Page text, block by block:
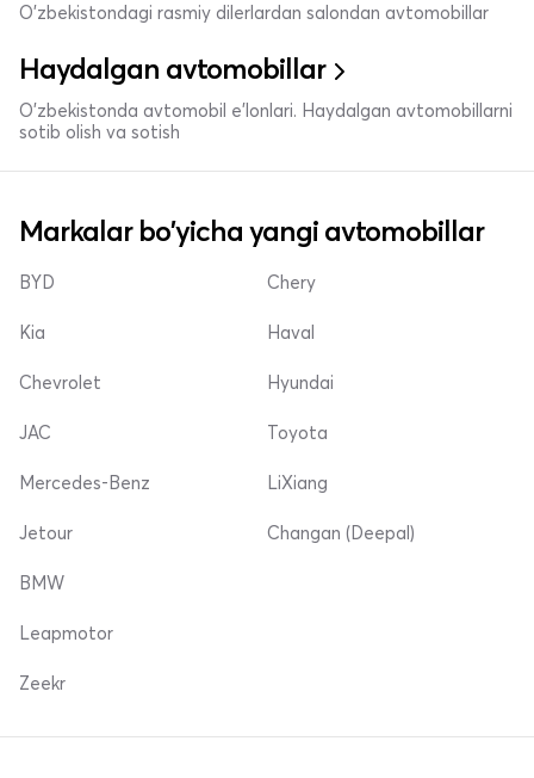
O'zbekistondagi rasmiy dilerlardan salondan avtomobillar
Haydalgan avtomobillar
O'zbekistonda avtomobil e’lonlari. Haydalgan avtomobillarni
sotib olish va sotish
Markalar bo'yicha yangi avtomobillar
BYD
Kia
Chevrolet
Chery
Haval
Hyundai
JAC
Mercedes-Benz
Jetour
Toyota
LiXiang
Changan (Deepal)
BMW
Leapmotor
Zeekr